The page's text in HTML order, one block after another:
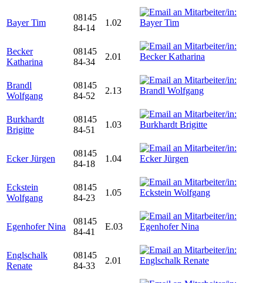
Bayer Tim
08145
84-14
1.02
Becker
Katharina
08145
84-34
2.01
Brandl
Wolfgang
08145
84-52
2.13
Burkhardt
Brigitte
08145
84-51
1.03
Ecker Jürgen
08145
84-18
1.04
Eckstein
Wolfgang
08145
84-23
1.05
Egenhofer Nina
08145
84-41
E.03
Englschalk
Renate
08145
84-33
2.01